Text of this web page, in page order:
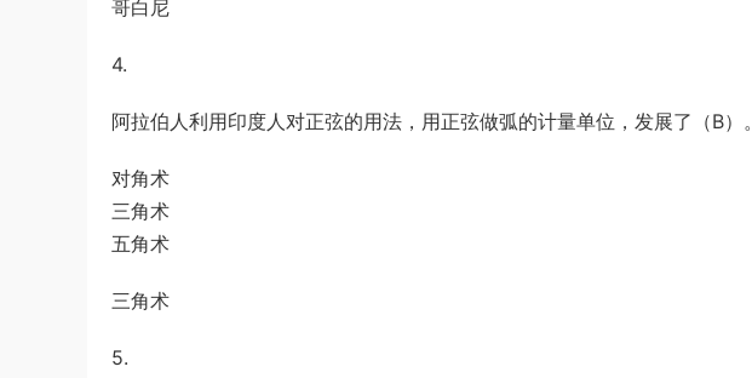
哥白尼
4.
阿拉伯人利用印度人对正弦的用法，用正弦做弧的计量单位，发展了（B）。
对角术
三角术
五角术
三角术
5.